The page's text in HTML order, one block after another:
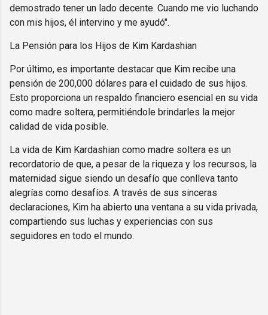
demostrado tener un lado decente. Cuando me vio luchando
con mis hijos, él intervino y me ayudó".
La Pensión para los Hijos de Kim Kardashian
Por último, es importante destacar que Kim recibe una
pensión de 200,000 dólares para el cuidado de sus hijos.
Esto proporciona un respaldo financiero esencial en su vida
como madre soltera, permitiéndole brindarles la mejor
calidad de vida posible.
La vida de Kim Kardashian como madre soltera es un
recordatorio de que, a pesar de la riqueza y los recursos, la
maternidad sigue siendo un desafío que conlleva tanto
alegrías como desafíos. A través de sus sinceras
declaraciones, Kim ha abierto una ventana a su vida privada,
compartiendo sus luchas y experiencias con sus
seguidores en todo el mundo.